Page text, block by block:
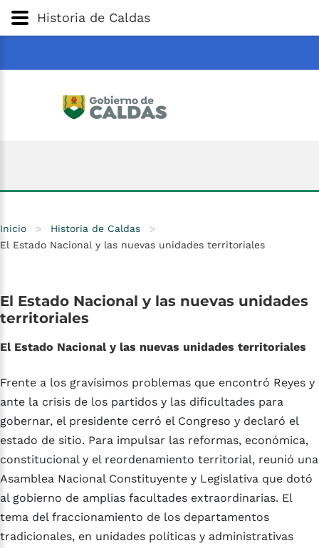
Gobernación
Historia de Caldas
Inicio > Historia de Caldas
>
El Estado Nacional y las nuevas unidades territoriales
El Estado Nacional y las nuevas unidades
territoriales
El Estado Nacional y las nuevas unidades territoriales
Frente a los gravísimos problemas que encontró Reyes y
ante la crisis de los partidos y las dificultades para
gobernar, el presidente cerró el Congreso y declaró el
estado de sitio. Para impulsar las reformas, económica,
constitucional y el reordenamiento territorial, reunió una
Asamblea Nacional Constituyente y Legislativa que dotó
al gobierno de amplias facultades extraordinarias. El
tema del fraccionamiento de los departamentos
tradicionales, en unidades políticas y administrativas